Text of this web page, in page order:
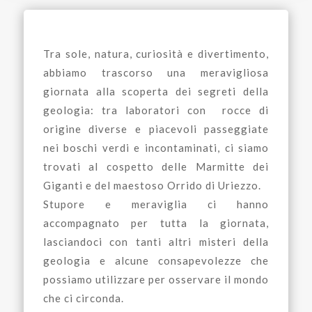
Tra sole, natura, curiosità e divertimento,
abbiamo trascorso una meravigliosa
giornata alla scoperta dei segreti della
geologia: tra laboratori con rocce di
origine diverse e piacevoli passeggiate
nei boschi verdi e incontaminati, ci siamo
trovati al cospetto delle Marmitte dei
Giganti e del maestoso Orrido di Uriezzo.
Stupore e meraviglia ci hanno
accompagnato per tutta la giornata,
lasciandoci con tanti altri misteri della
geologia e alcune consapevolezze che
possiamo utilizzare per osservare il mondo
che ci circonda.